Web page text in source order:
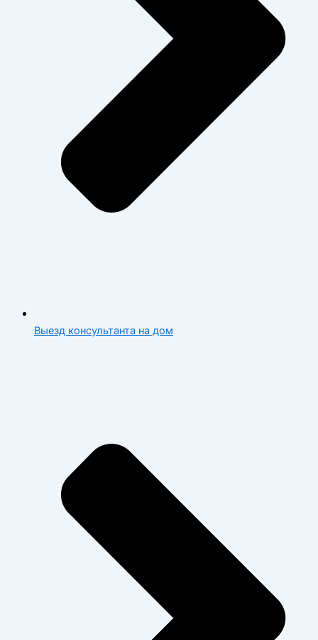
Выезд консультанта на дом